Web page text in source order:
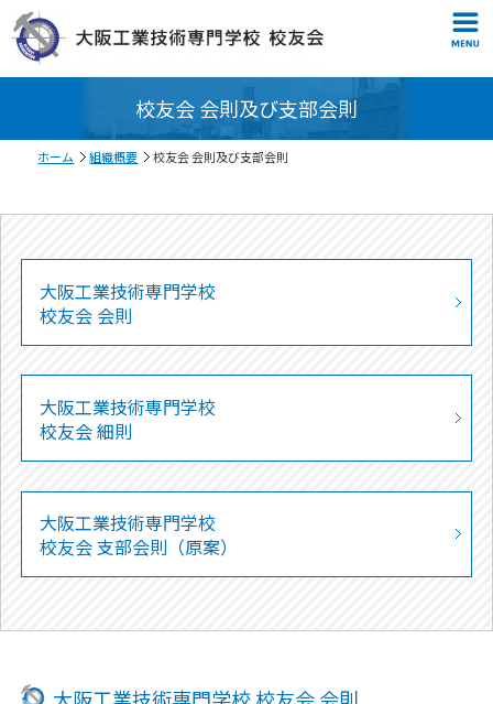
校友会 会則及び支部会則
ホーム 組織概要 校友会 会則及び支部会則
大阪工業技術専門学校
校友会 会則
大阪工業技術専門学校
校友会 細則
大阪工業技術専門学校
校友会 支部会則（原案）